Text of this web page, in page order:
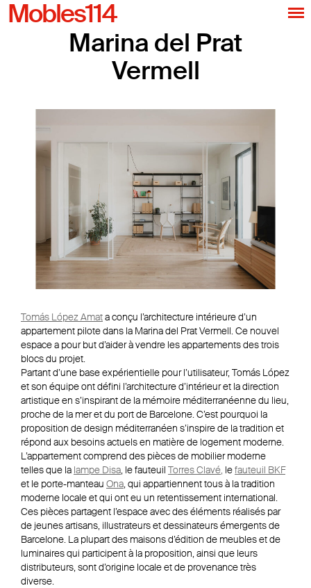
Mobles114
Marina del Prat
Vermell
Tomás López Amata conçu l’architecture intérieure d’un
appartement pilote dans la Marina del Prat Vermell. Ce nouvel
espace a pour but d’aider à vendre les appartements des trois
blocs du projet.
Partant d’une base expérientielle pour l’utilisateur, Tomás López
et son équipe ont défini l’architecture d’intérieur et la direction
artistique en s’inspirant de la mémoire méditerranéenne du lieu,
proche de la mer et du port de Barcelone. C’est pourquoi la
proposition de design méditerranéen s’inspire de la tradition et
répond aux besoins actuels en matière de logement moderne.
L’appartement comprend des pièces de mobilier moderne
telles que la lampe Disa, le fauteuil Torres Clavé, lefauteuil BKF
et le porte-manteau Ona, qui appartiennent tous à la tradition
moderne locale et qui ont eu un retentissement international.
Ces pièces partagent l’espace avec des éléments réalisés par
de jeunes artisans, illustrateurs et dessinateurs émergents de
Barcelone. La plupart des maisons d’édition de meubles et de
luminaires qui participent à la proposition, ainsi que leurs
distributeurs, sont d’origine locale et de provenance très
diverse.